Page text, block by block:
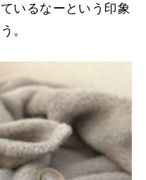
いるなーという印象
。